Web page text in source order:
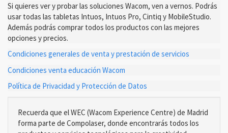
Si quieres ver y probar las soluciones Wacom, ven a vernos. Podrás
usar todas las tabletas Intuos, Intuos Pro, Cintiq y MobileStudio.
Además podrás comprar todos los productos con las mejores
opciones y precios.
Condiciones generales de venta y prestación de servicios
Condiciones venta educación Wacom
Política de Privacidad y Protección de Datos
Recuerda que el WEC (Wacom Experience Centre) de Madrid
forma parte de Compolaser, donde encontrarás todos los